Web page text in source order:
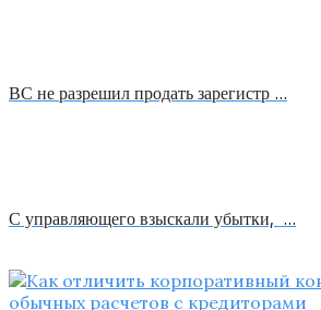
ВС не разрешил продать зарегистр …
С управляющего взыскали убытки, …